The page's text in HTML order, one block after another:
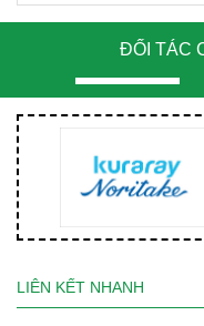
ĐỐI TÁC
LIÊN KẾT NHANH